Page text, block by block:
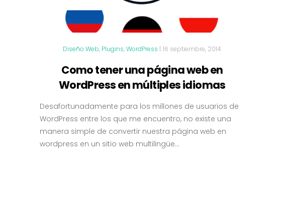
Diseño Web, Plugins,WordPress | 16 septiembre, 2014
Como tener una página web en
WordPress en múltiples idiomas
Desafortunadamente para los millones de usuarios de
WordPress entre los que me encuentro, no existe una
manera simple de convertir nuestra página web en
wordpress en un sitio web multilingüe...